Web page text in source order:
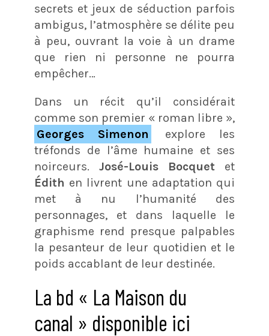
secrets et jeux de séduction parfois
ambigus, l’atmosphère se délite peu
à peu, ouvrant la voie à un drame
que rien ni personne ne pourra
empêcher…
Dans un récit qu’il considérait
comme son premier « roman libre »,
Georges Simenon
explore les
tréfonds de l’âme humaine et ses
noirceurs. José-Louis Bocquet et
Édith en livrent une adaptation qui
met à nu l’humanité des
personnages, et dans laquelle le
graphisme rend presque palpables
la pesanteur de leur quotidien et le
poids accablant de leur destinée.
La bd « La Maison du
canal » disponible ici